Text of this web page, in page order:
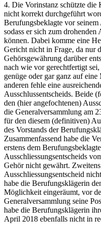
4. Die Vorinstanz schützte die
nicht korrekt durchgeführt
Berufungsbeklagte vor
sodass er sich zum drohenden
können. Dabei komme eine
Gericht nicht in Frage, da nur
Gehörsgewährung darüber
nach wie vor gerechtfertigt
genüge oder gar ganz auf
anderen fehle eine
Ausschlussentscheids. Beide
den (hier angefochtenen)
die Generalversammlung am
für den diesem (definitiven)
des Vorstands der
Zusammenfassend habe die
erstens dem
Ausschliessungsentscheids
Gehör nicht gewährt.
Ausschliessungsentscheid
habe die Berufungsklägerin
Möglichkeit eingeräumt, vor
Generalversammlung seine
habe die Berufungsklägerin
April 2018 ebenfalls nicht in